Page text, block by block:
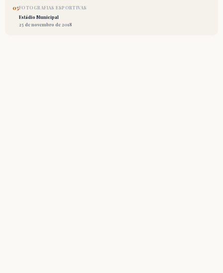
05FOTOGRAFIAS ESPORTIVAS
Estádio Municipal
25 de novembro de 2018